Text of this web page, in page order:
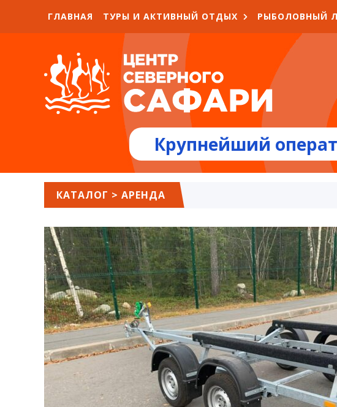
ГЛАВНАЯ ТУРЫ И АКТИВНЫЙ ОТДЫХ РЫБОЛОВНЫЙ
Крупнейший
КАТАЛОГ > АРЕНДА